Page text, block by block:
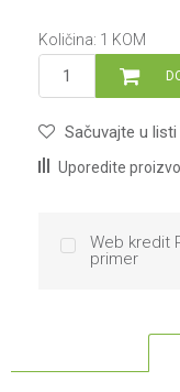
Količina: 1 KOM
Sačuvajte u listi
Uporedite
Web kredit
primer